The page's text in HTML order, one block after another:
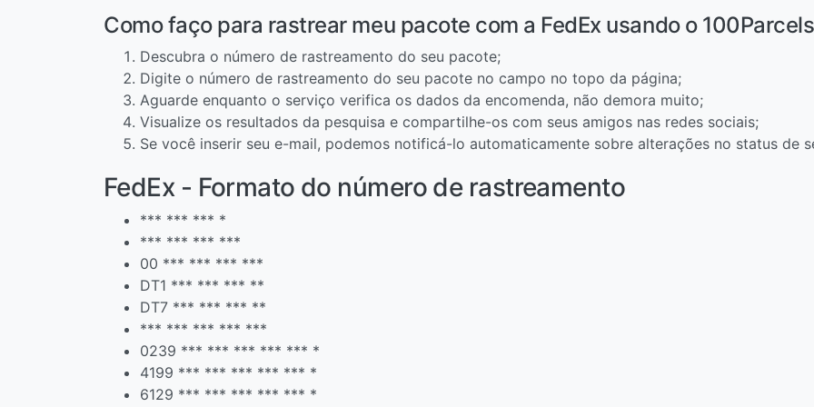
Como faço para rastrear meu pacote com a FedEx usando o
Descubra o número de rastreamento do seu pacote;
Digite o número de rastreamento do seu pacote no campo no topo da página;
Aguarde enquanto o serviço verifica os dados da encomenda, não demora muito;
Visualize os resultados da pesquisa e compartilhe-os com seus amigos nas redes sociais;
Se você inserir seu e-mail, podemos notificá-lo automaticamente sobre alterações no status de
FedEx - Formato do número de rastreamento
*** *** *** *
*** *** *** ***
00 *** *** *** ***
DT1 *** *** *** **
DT7 *** *** *** **
*** *** *** *** ***
0239 *** *** *** *** *** *
4199 *** *** *** *** *** *
6129 *** *** *** *** *** *